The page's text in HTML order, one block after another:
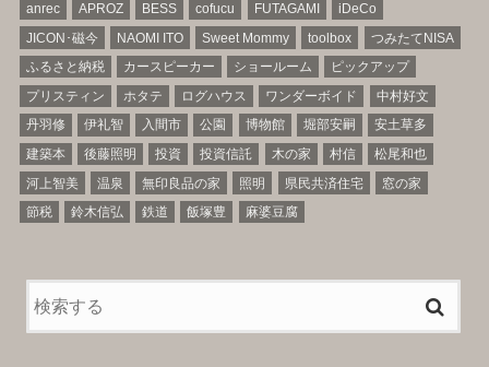
anrec APROZ BESS cofucu FUTAGAMI
iDeCo
JICON･磁今
NAOMI ITO Sweet Mommy toolbox
つみたてNISA
ふるさと納税
カースピーカー ショールーム
ピックアップ
プリスティン
ホタテ ログハウス ワンダーボイド
中村好文
丹羽修
伊礼智 入間市 公園 博物館 堀部安嗣
安土草多
建築本
後藤照明 投資 投資信託 木の家 村信
松尾和也
河上智美
温泉 無印良品の家 照明 県民共済住宅
窓の家
節税
鈴木信弘 鉄道 飯塚豊 麻婆豆腐